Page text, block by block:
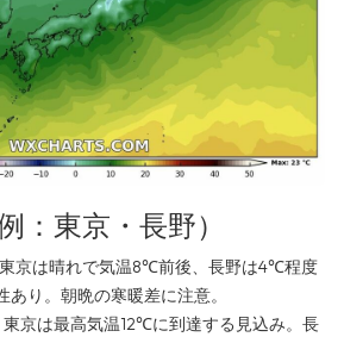
：東京・長野）
東京は晴れで気温8℃前後、長野は4℃程度
あり。朝晩の寒暖差に注意。
東京は最高気温12℃に到達する見込み。長